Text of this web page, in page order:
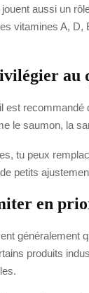
aussi un
vitamines A,
au
recommandé
le saumon, la
tu peux
petits
en
généralement
produits